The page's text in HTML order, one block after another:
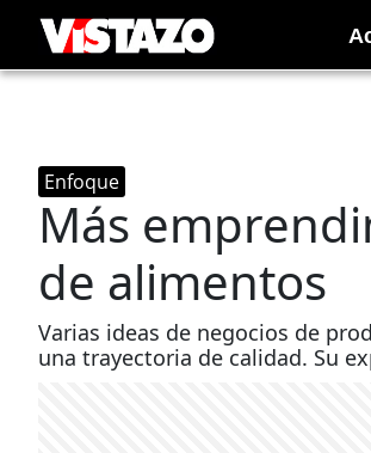
Enfoque
Más
de alimentos
Varias ideas de negocios de
una trayectoria de calidad. Su